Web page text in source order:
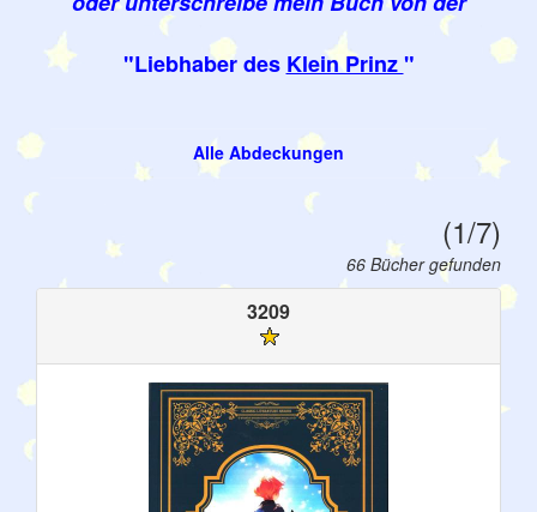
"Liebhaber des Klein Prinz"
Alle Abdeckungen
(1/7)
66 Bücher gefunden
3209